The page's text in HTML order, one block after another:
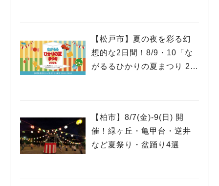
【松戸市】夏の夜を彩る幻
想的な2日間！8/9・10「な
がるるひかりの夏まつり 20
【柏市】8/7(金)‐9(日) 開
催！緑ヶ丘・亀甲台・逆井
など夏祭り・盆踊り4選